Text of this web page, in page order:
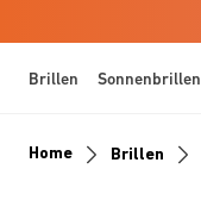
Brillen Sonnenbrillen
Home Brillen